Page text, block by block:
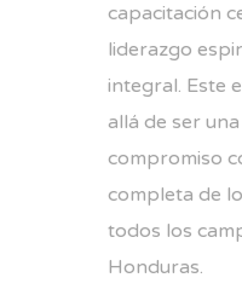
capacitación
liderazgo
integral. Este
allá de ser
compromiso
completa de
todos los
Honduras.